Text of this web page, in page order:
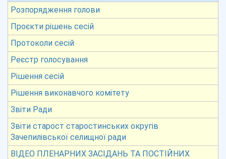
Розпорядження голови
Проєкти рішень сесій
Протоколи сесій
Реєстр голосування
Рішення сесій
Рішення виконавчого комітету
Звіти Ради
Звіти старост старостинських округів
Зачепилівської селищної ради
ВІДЕО ПЛЕНАРНИХ ЗАСІДАНЬ ТА ПОСТІЙНИХ